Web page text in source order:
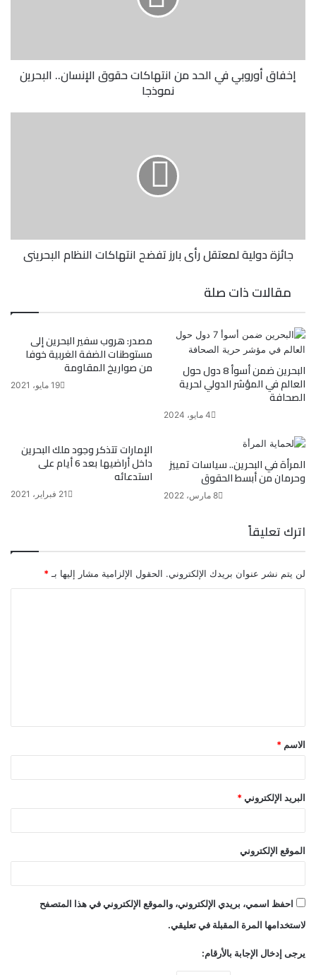
إخفاق أوروبي في الحد من انتهاكات حقوق الإنسان.. البحرين
نموذجا
جائزة دولية لمعتقل رأي بارز تفضح انتهاكات النظام البحريني
مقالات ذات صلة
مصدر: هروب سفير البحرين إلى
مستوطنات الضفة الغربية خوفا
من صواريخ المقاومة
19 مايو، 2021
البحرين ضمن أسوأ 8 دول حول
العالم في المؤشر الدولي لحرية
الصحافة
4 مايو، 2024
الإمارات تتذكر وجود ملك البحرين
داخل أراضيها بعد 6 أيام على
استدعائه
21 فبراير، 2021
المرأة في البحرين.. سياسات تمييز
وحرمان من أبسط الحقوق
8 مارس، 2022
اترك تعليقاً
لن يتم نشر عنوان بريدك الإلكتروني. الحقول الإلزامية مشار إليها بـ *
ق
*
الاسم *
البريد الإلكتروني *
الموقع الإلكتروني
احفظ اسمي، بريدي الإلكتروني، والموقع الإلكتروني في هذا المتصفح
لاستخدامها المرة المقبلة في تعليقي.
يرجى إدخال الإجابة بالأرقام: